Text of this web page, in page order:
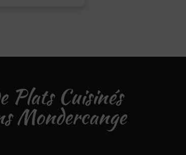
Plats Cuisinés
Mondercange